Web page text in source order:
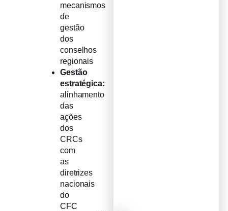
mecanismos
de
gestão
dos
conselhos
regionais
Gestão
estratégica:
alinhamento
das
ações
dos
CRCs
com
as
diretrizes
nacionais
do
CFC